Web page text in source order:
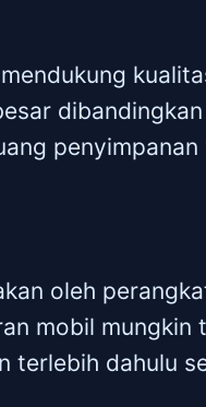
penyimpanan
oleh
mobil mungkin
terlebih dahulu